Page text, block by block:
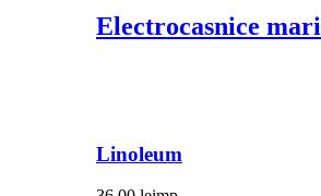
Electrocasnice mari
Linoleum